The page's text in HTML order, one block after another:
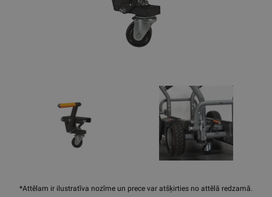
*Attēlam ir ilustratīva nozīme un prece var atšķirties no attēlā redzamā.